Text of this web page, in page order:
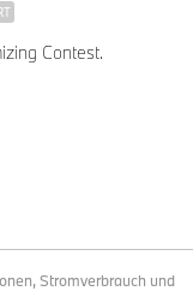
und
Ernst Henne
das BMW
Leitwerk für die
Motorrad.
Contest.
Stromverbrauch und